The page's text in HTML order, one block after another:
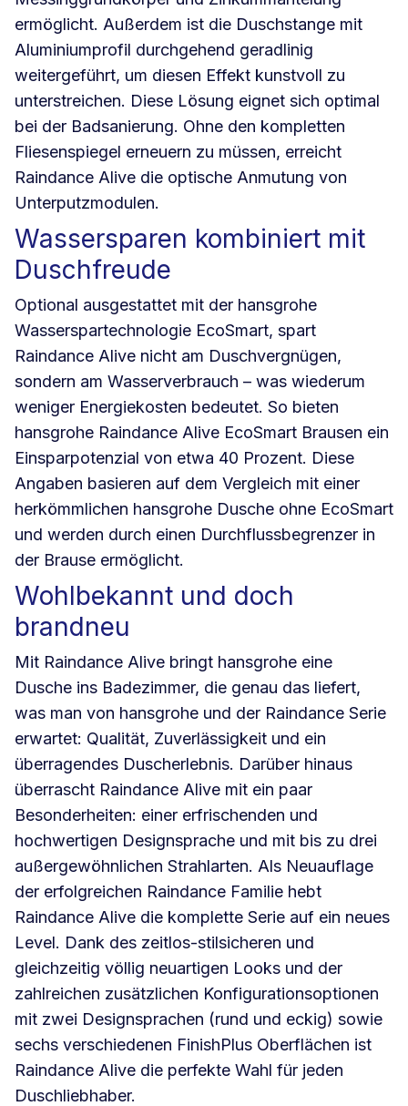
ermöglicht. Außerdem ist die Duschstange mit
Aluminiumprofil durchgehend geradlinig
weitergeführt, um diesen Effekt kunstvoll zu
unterstreichen. Diese Lösung eignet sich optimal
bei der Badsanierung. Ohne den kompletten
Fliesenspiegel erneuern zu müssen, erreicht
Raindance Alive die optische Anmutung von
Unterputzmodulen.
Wassersparen kombiniert mit
Duschfreude
Optional ausgestattet mit der hansgrohe
Wasserspartechnologie EcoSmart, spart
Raindance Alive nicht am Duschvergnügen,
sondern am Wasserverbrauch – was wiederum
weniger Energiekosten bedeutet. So bieten
hansgrohe Raindance Alive EcoSmart Brausen ein
Einsparpotenzial von etwa 40 Prozent. Diese
Angaben basieren auf dem Vergleich mit einer
herkömmlichen hansgrohe Dusche ohne EcoSmart
und werden durch einen Durchflussbegrenzer in
der Brause ermöglicht.
Wohlbekannt und doch
brandneu
Mit Raindance Alive bringt hansgrohe eine
Dusche ins Badezimmer, die genau das liefert,
was man von hansgrohe und der Raindance Serie
erwartet: Qualität, Zuverlässigkeit und ein
überragendes Duscherlebnis. Darüber hinaus
überrascht Raindance Alive mit ein paar
Besonderheiten: einer erfrischenden und
hochwertigen Designsprache und mit bis zu drei
außergewöhnlichen Strahlarten. Als Neuauflage
der erfolgreichen Raindance Familie hebt
Raindance Alive die komplette Serie auf ein neues
Level. Dank des zeitlos-stilsicheren und
gleichzeitig völlig neuartigen Looks und der
zahlreichen zusätzlichen Konfigurationsoptionen
mit zwei Designsprachen (rund und eckig) sowie
sechs verschiedenen FinishPlus Oberflächen ist
Raindance Alive die perfekte Wahl für jeden
Duschliebhaber.